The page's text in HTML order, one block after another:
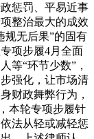
惩罚、平易近事
整治最大的成效
规无后果”的固有
项步履4月全面
等“环节少数”，
强化，让市场清
财政舞弊行为，
本轮专项步履针
法从轻或减轻惩